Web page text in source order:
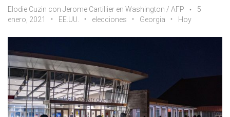
Elodie Cuzin con Jerome Cartillier en Washington / AFP
5
enero, 2021
EE.UU. elecciones Georgia Hoy